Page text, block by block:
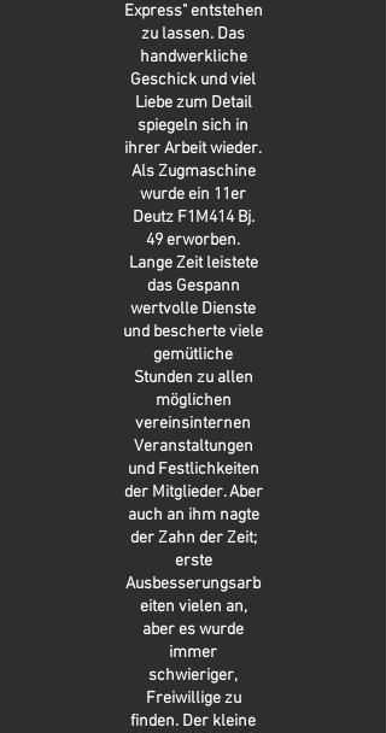
Express" entstehen
zu lassen. Das
handwerkliche
Geschick und viel
Liebe zum Detail
spiegeln sich in
ihrer Arbeit wieder.
Als Zugmaschine
wurde ein 11er
Deutz F1M414 Bj.
49 erworben.
Lange Zeit leistete
das Gespann
wertvolle Dienste
und bescherte viele
gemütliche
Stunden zu allen
möglichen
vereinsinternen
Veranstaltungen
und Festlichkeiten
der Mitglieder. Aber
auch an ihm nagte
der Zahn der Zeit;
erste
Ausbesserungsarb
eiten vielen an,
aber es wurde
immer
schwieriger,
Freiwillige zu
finden. Der kleine